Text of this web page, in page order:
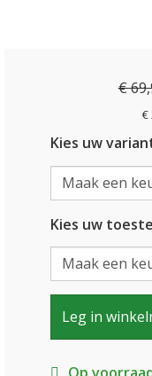
€
€
Kies uw
Kies uw
Leg in